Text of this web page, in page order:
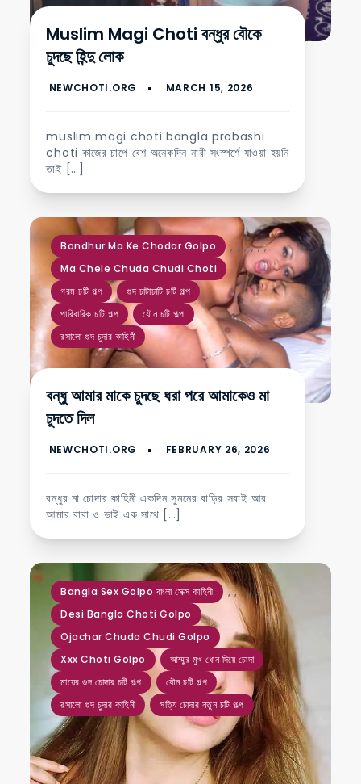
Muslim Magi Choti বন্ধুর বৌকে
চুদছে হিন্দু লোক
muslim magi choti bangla probashi
choti কাজের চাপে বেশ অনেকদিন নারী সংস্পর্শে যাওয়া হয়নি
তাই […]
Bondhur Ma Ke Chodar Golpo ,
Ma Chele Chuda Chudi Choti
,
গরম চটি গল্প
,
গুদ চাটাচাটি চটি গল্প
,
পারিবারিক চটি গল্প
,
যৌন চটি গল্প
,
রসালো গুদ চুদার কাহিনী
বন্ধু আমার মাকে চুদছে ধরা পরে আমাকেও মা
চুদতে দিল
বন্ধুর মা চোদার কাহিনী একদিন সুমনের বাড়ির সবাই আর
আমার বাবা ও ভাই এক সাথে […]
Bangla Sex Golpo বাংলা সেক্স কাহিনী ,
Desi Bangla Choti Golpo
,
Ojachar Chuda Chudi Golpo
,
Xxx Choti Golpo
,
আম্মুর মুখ ধোন দিয়ে চোদা
,
মায়ের গুদ চোদার চটি গল্প
,
যৌন চটি গল্প
,
রসালো গুদ চুদার কাহিনী
,
সত্যি চোদার নতুন চটি গল্প